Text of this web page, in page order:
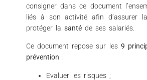
consigner dans ce document
liés à son activité afin d’assurer la
protéger lasantéde ses salariés.
Ce document repose sur les9
prévention :
Evaluer les risques ;